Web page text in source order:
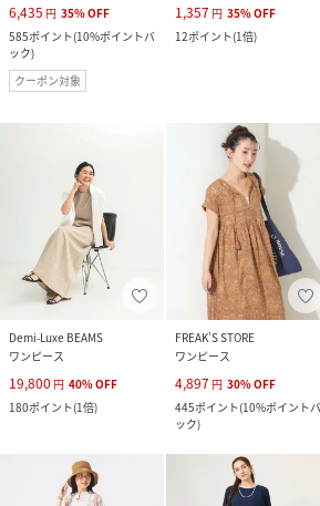
6,435 円 35%OFF
585ポイント(10%ポイントバ
ック)
クーポン対象
1,357 円 35%OFF
12ポイント(1倍)
Demi-Luxe BEAMS
ワンピース
19,800 円 40%OFF
180ポイント(1倍)
FREAK’S STORE
ワンピース
4,897 円 30%OFF
445ポイント(10%ポイントバ
ック)